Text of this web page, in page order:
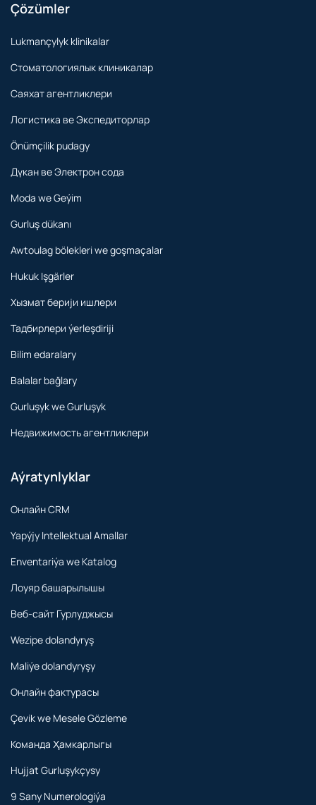
Çözümler
Lukmançylyk klinikalar
Стоматологиялык клиникалар
Саяхат агентликлери
Логистика ве Экспедиторлар
Önümçilik pudagy
Дүкан ве Электрон сода
Moda we Geýim
Gurluş dükanı
Awtoulag bölekleri we goşmaçalar
Hukuk Işgärler
Хызмат берији ишлери
Тадбирлери ýerleşdiriji
Bilim edaralary
Balalar bağlary
Gurluşyk we Gurluşyk
Недвижимость агентликлери
Aýratynlyklar
Онлайн CRM
Yapýjy Intellektual Amallar
Enventariýa we Katalog
Лоуяр башарылышы
Веб-сайт Гурлуджысы
Wezipe dolandyryş
Maliýe dolandyryşy
Онлайн фактурасы
Çevik we Mesele Gözleme
Команда Ҳамкарлыгы
Hujjat Gurluşykçysy
9 Sany Numerologiýa